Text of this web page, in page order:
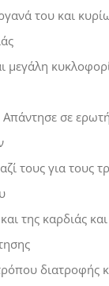
του και
μεγάλη
Απάντησε σε
τους για τους
της καρδιάς
διατροφής